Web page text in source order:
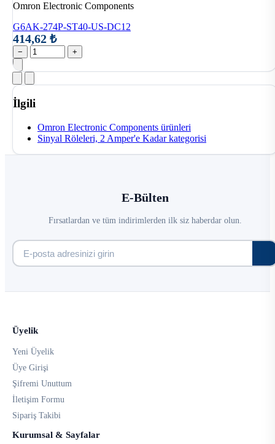
Omron Electronic Components
G6AK-274P-ST40-US-DC12
414,62 ₺
− +
İlgili
Omron Electronic Components ürünleri
Sinyal Röleleri, 2 Amper'e Kadar kategorisi
E-Bülten
Fırsatlardan ve tüm indirimlerden ilk siz haberdar olun.
Üyelik
Yeni Üyelik
Üye Girişi
Şifremi Unuttum
İletişim Formu
Sipariş Takibi
Kurumsal & Sayfalar